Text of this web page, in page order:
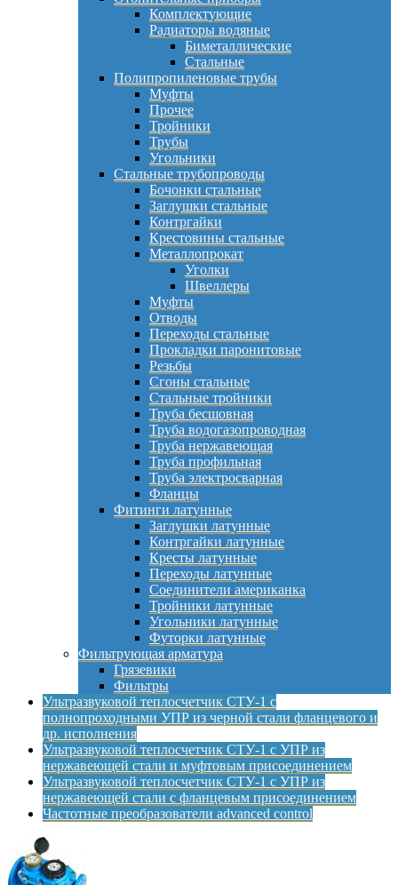
Комплектующие
Радиаторы водяные
Биметаллические
Стальные
Полипропиленовые трубы
Муфты
Прочее
Тройники
Трубы
Угольники
Стальные трубопроводы
Бочонки стальные
Заглушки стальные
Контргайки
Крестовины стальные
Металлопрокат
Уголки
Швеллеры
Муфты
Отводы
Переходы стальные
Прокладки паронитовые
Резьбы
Сгоны стальные
Стальные тройники
Труба бесшовная
Труба водогазопроводная
Труба нержавеющая
Труба профильная
Труба электросварная
Фланцы
Фитинги латунные
Заглушки латунные
Контргайки латунные
Кресты латунные
Переходы латунные
Соединители американка
Тройники латунные
Угольники латунные
Футорки латунные
Фильтрующая арматура
Грязевики
Фильтры
Ультразвуковой теплосчетчик СТУ-1 с
полнопроходными УПР из черной стали фланцевого и
др. исполнения
Ультразвуковой теплосчетчик СТУ-1 с УПР из
нержавеющей стали и муфтовым присоединением
Ультразвуковой теплосчетчик СТУ-1 с УПР из
нержавеющей стали с фланцевым присоединением
Частотные преобразователи advanced control